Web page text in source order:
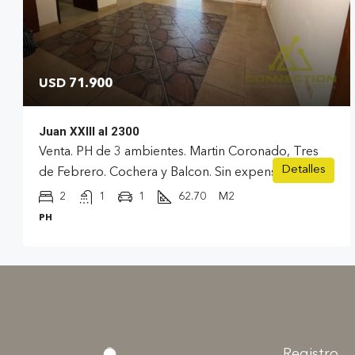
USD 71.900
Juan XXIII al 2300
Venta. PH de 3 ambientes. Martin Coronado, Tres
de Febrero. Cochera y Balcon. Sin expensas.
2 1 1 62.70 M2
PH
Detalles